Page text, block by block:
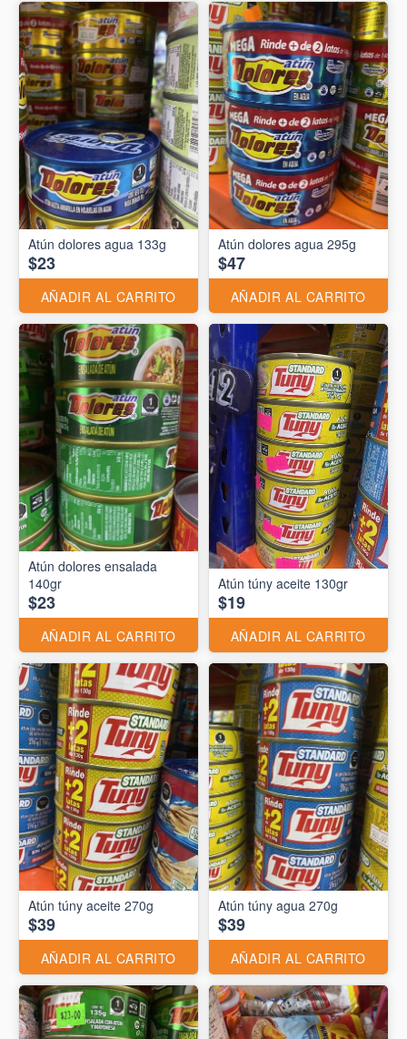
Atún dolores agua 133g
$23
AÑADIR AL CARRITO
Atún dolores agua 295g
$47
AÑADIR AL CARRITO
Atún dolores ensalada
140gr
$23
AÑADIR AL CARRITO
Atún túny aceite 130gr
$19
AÑADIR AL CARRITO
Atún túny aceite 270g
$39
AÑADIR AL CARRITO
Atún túny agua 270g
$39
AÑADIR AL CARRITO